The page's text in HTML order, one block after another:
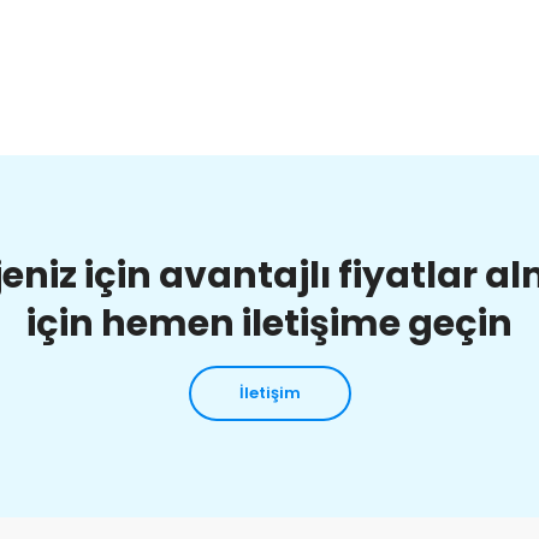
için avantajlı fiyatlar
için hemen iletişime geçin
İletişim